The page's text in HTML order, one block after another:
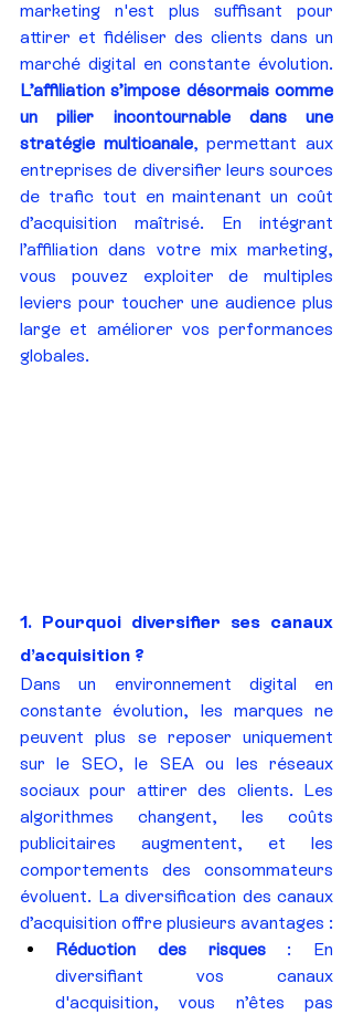
marketing n'est plus suffisant pour
attirer et fidéliser des clients dans un
L’affiliation s’impose désormais comme
un pilier incontournable dans une
stratégie multicanale, permettant aux
entreprises de diversifier leurs sources
de trafic tout en maintenant un coût
d’acquisition maîtrisé. En intégrant
l’affiliation dans votre mix marketing,
vous pouvez exploiter de multiples
leviers pour toucher une audience plus
large et améliorer vos performances
globales.
1. Pourquoi diversifier ses canaux
d’acquisition ?
Dans un environnement digital en
constante évolution, les marques ne
peuvent plus se reposer uniquement
sur le SEO, le SEA ou les réseaux
sociaux pour attirer des clients. Les
algorithmes changent, les coûts
publicitaires augmentent, et les
comportements des consommateurs
évoluent. La diversification des canaux
d’acquisition offre plusieurs avantages :
Réduction des risques : En
diversifiant vos canaux
d'acquisition, vous n’êtes pas